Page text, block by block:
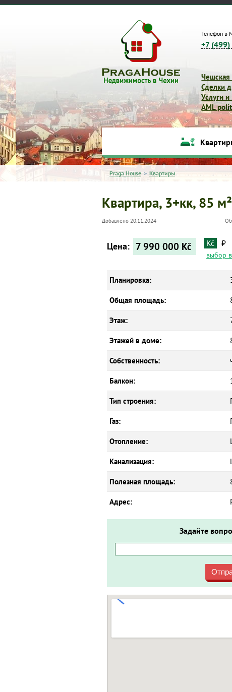
Телефон в
+7
Чешская
Сделки
Услуги
AML
Praga House > Квартиры
Квартира, 3+кк, 85
Добавлено 20.11.2024
Цена: 7 990 000 Kč Kč ₽
выбор
Планировка:
Общая площадь:
Этаж:
Этажей в доме:
Собственность:
Балкон:
Тип строения:
Газ:
Отопление:
Канализация:
Полезная площадь:
Адрес:
Задайте